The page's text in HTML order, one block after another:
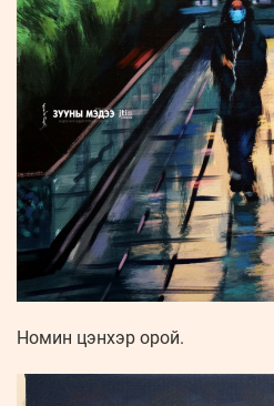
Номин цэнхэр орой.